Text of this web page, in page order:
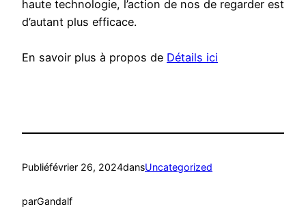
haute technologie, l’action de nos de regarder est
d’autant plus efficace.
En savoir plus à propos de Détails ici
Publiéfévrier 26, 2024dansUncategorized
parGandalf